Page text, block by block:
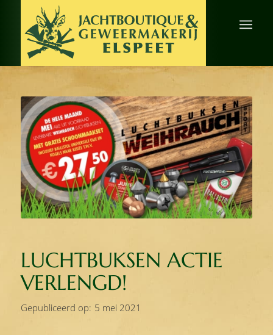
LUCHTBUKSEN ACTIE
VERLENGD!
Gepubliceerd op: 5 mei 2021